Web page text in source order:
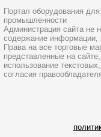
Портал оборудования
промышленности
Администрация сайта не
содержание информации,
Права на все торговые
представленные на
использование
согласия